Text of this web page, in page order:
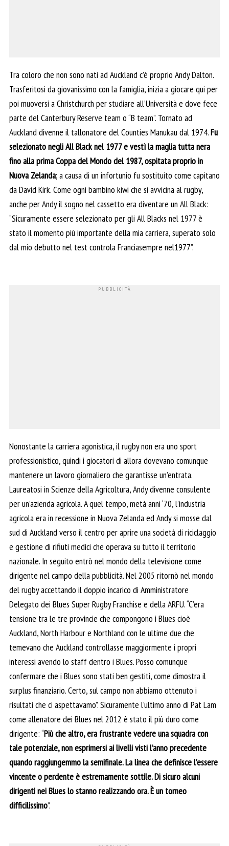
Tra coloro che non sono nati ad Auckland c’è proprio Andy Dalton.
Trasferitosi da giovanissimo con la famiglia, inizia a giocare qui per
poi muoversi a Christchurch per studiare all’Università e dove fece
parte del Canterbury Reserve team o “B team”. Tornato ad
Auckland divenne il tallonatore del Counties Manukau dal 1974.Fu
selezionato negli All Black nel 1977 e vestì la maglia tutta nera
fino alla prima Coppa del Mondo del 1987, ospitata proprio in
Nuova Zelanda; a causa di un infortunio fu sostituito come capitano
da David Kirk. Come ogni bambino kiwi che si avvicina al rugby,
anche per Andy il sogno nel cassetto era diventare un All Black:
“Sicuramente essere selezionato per gli All Blacks nel 1977 è
stato il momento più importante della mia carriera, superato solo
dal mio debutto nel test controla Franciasempre nel1977”.
Nonostante la carriera agonistica, il rugby non era uno sport
professionistico, quindi i giocatori di allora dovevano comunque
mantenere un lavoro giornaliero che garantisse un’entrata.
Laureatosi in Scienze della Agricoltura, Andy divenne consulente
per un’azienda agricola. A quel tempo, metà anni ‘70, l’industria
agricola era in recessione in Nuova Zelanda ed Andy si mosse dal
sud di Auckland verso il centro per aprire una società di riciclaggio
e gestione di rifiuti medici che operava su tutto il territorio
nazionale. In seguito entrò nel mondo della televisione come
dirigente nel campo della pubblicità. Nel 2005 ritornò nel mondo
del rugby accettando il doppio incarico di Amministratore
Delegato dei Blues Super Rugby Franchise e della ARFU. “C’era
tensione tra le tre provincie che compongono i Blues cioè
Auckland, North Harbour e Northland con le ultime due che
temevano che Auckland controllasse maggiormente i propri
interessi avendo lo staff dentro i Blues. Posso comunque
confermare che i Blues sono stati ben gestiti, come dimostra il
surplus finanziario. Certo, sul campo non abbiamo ottenuto i
risultati che ci aspettavamo”. Sicuramente l’ultimo anno di Pat Lam
come allenatore dei Blues nel 2012 è stato il più duro come
dirigente: “Più che altro, era frustrante vedere una squadra con
tale potenziale, non esprimersi ai livelli visti l’anno precedente
quando raggiungemmo la semifinale. La linea che definisce l’essere
vincente o perdente è estremamente sottile. Di sicuro alcuni
dirigenti nei Blues lo stanno realizzando ora. È un torneo
difficilissimo”.